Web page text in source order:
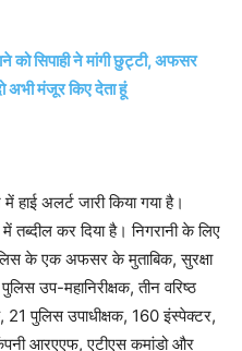
को सिपाही ने मांगी छुट्टी, अफसर
अभी मंजूर किए देता हूं
हाई अलर्ट जारी किया गया है।
में तब्दील कर दिया है। निगरानी के लिए
के एक अफसर के मुताबिक, सुरक्षा
उप-महानिरीक्षक, तीन वरिष्ठ
पुलिस उपाधीक्षक, 160 इंस्पेक्टर,
आरएएफ, एटीएस कमांडो और